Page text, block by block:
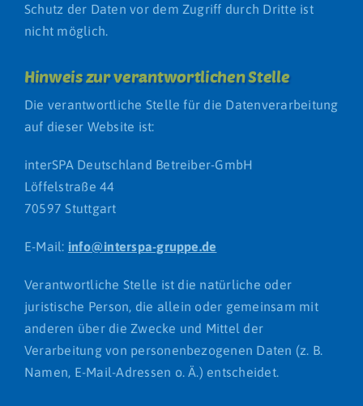
Schutz der Daten vor dem Zugriff durch Dritte ist
nicht möglich.
Hinweis zur verantwortlichen Stelle
Die verantwortliche Stelle für die Datenverarbeitung
auf dieser Website ist:
interSPA Deutschland Betreiber-GmbH
Löffelstraße 44
70597 Stuttgart
E-Mail: info@interspa-gruppe.de
Verantwortliche Stelle ist die natürliche oder
juristische Person, die allein oder gemeinsam mit
anderen über die Zwecke und Mittel der
Verarbeitung von personenbezogenen Daten (z. B.
Namen, E-Mail-Adressen o. Ä.) entscheidet.